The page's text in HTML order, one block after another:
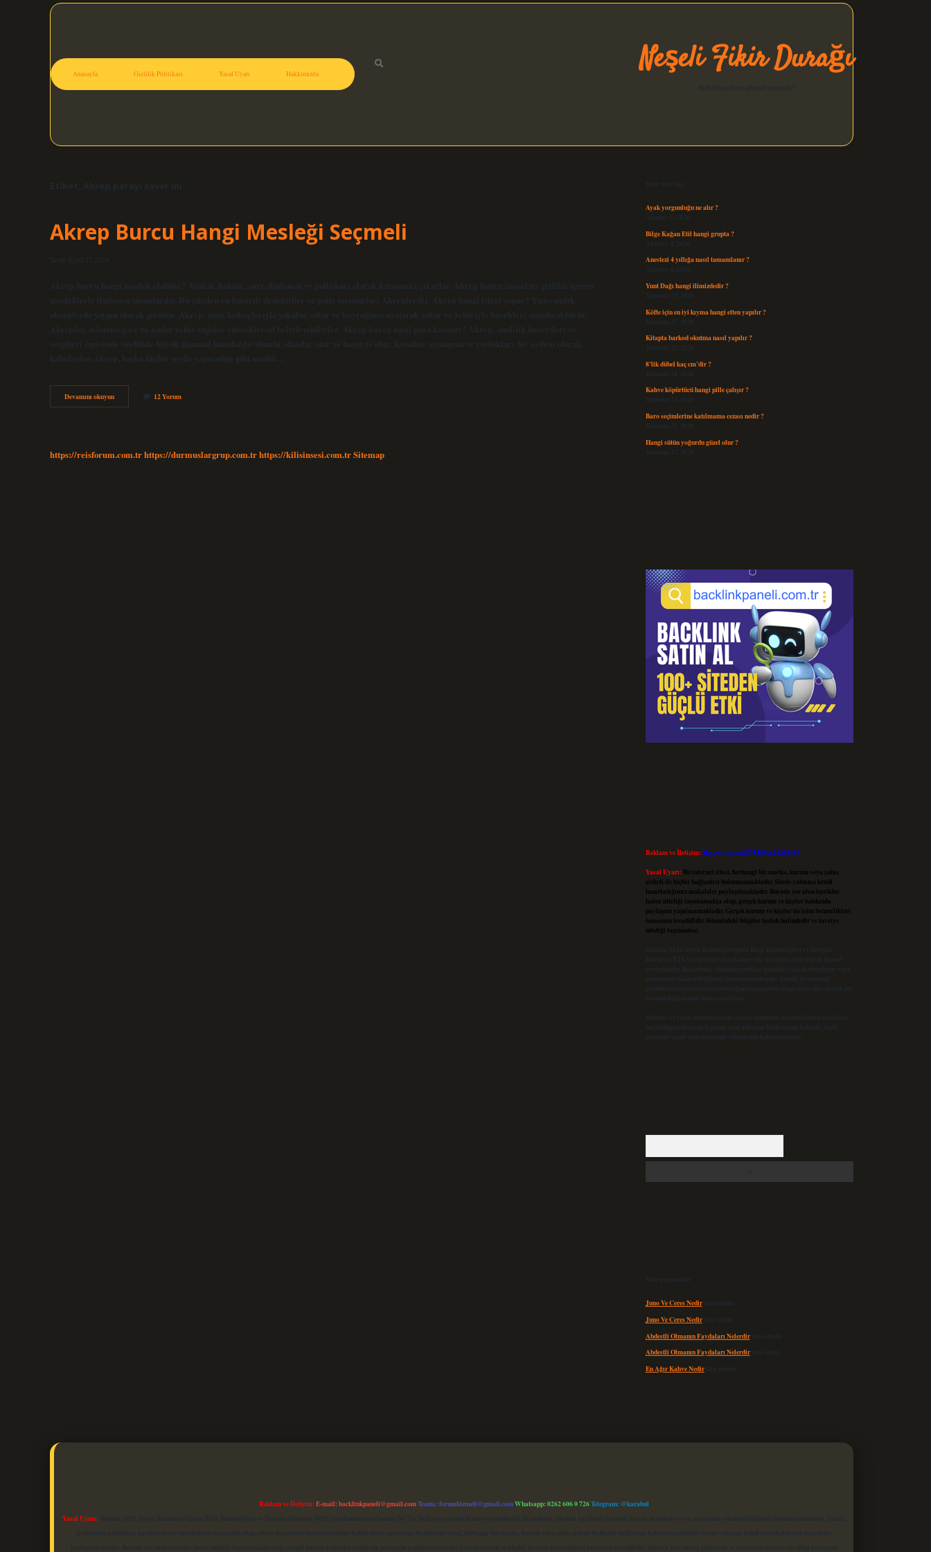
Anasayfa Gizlilik Politikası Yasal Uyarı Hakkımızda Neşeli Fikir Durağı
Etiket: Akrep parayı sever mi
Akrep Burcu Hangi Mesleği Seçmeli
Tarih: Eylül 27, 2024
Akrep burcu hangi meslek olabilir? Avukat, hakim, savcı, diplomat ve politikacı olarak karşımıza çıkarlar. Akrep burcu insanları gizlilik içeren
mesleklerle ilgilenen insanlardır. Bu yüzden en başarılı dedektifler ve polis memurları Akreplerdir. Akrep hangi işleri yapar? Yamyamlık
akreplerde yaygın olarak görülür. Akrep, avını kıskaçlarıyla yakalar, sıkar ve kuyruğunu uzatarak sokar ve zehiriyle böcekleri anında öldürür.
Akrepler, avlarına göre ne kadar zehir enjekte edeceklerini belirleyebilirler. Akrep burcu nasıl para kazanır? Akrep, analitik becerileri ve
sezgileri sayesinde özellikle büyük finansal konularda olumlu adımlar atar ve başarılı olur. Kendine acımayan ve zorlukları bir erdem olarak
kabul eden Akrep, başka hiçbir şeyde yapmadığı gibi maddi…
Devamını okuyunAkrep
Burcu
12 Yorum
https://reisforum.com.trhttps://durmuslargrup.com.trhttps://kilisinsesi.com.trSitemap
Son Yazılar
Ayak yorgunluğu ne alır ?
Ağustos 5, 2026
Bilge Kağan Etil hangi grupta ?
Ağustos 4, 2026
Anestezi 4 yıllığa nasıl tamamlanır ?
Ağustos 4, 2026
Yunt Dağı hangi ilimizdedir ?
Temmuz 29, 2026
Köfte için en iyi kıyma hangi etten yapılır ?
Temmuz 27, 2026
Kitapta barkod okutma nasıl yapılır ?
Temmuz 25, 2026
8’lik dübel kaç cm’dir ?
Temmuz 24, 2026
Kahve köpürtücü hangi pille çalışır ?
Temmuz 23, 2026
Baro seçimlerine katılmama cezası nedir ?
Temmuz 21, 2026
Hangi sütün yoğurdu güzel olur ?
Temmuz 17, 2026
Reklam ve İletişim:Skype: live:.cid.575569c608265c69
Yasal Uyarı: Bu internet sitesi, herhangi bir marka, kurum veya şahıs
şirketi ile hiçbir bağlantısı bulunmamaktadır. Sitede yalnızca kendi
hazırladığımız makaleler paylaşılmaktadır. Burada yer alan içerikler
haber niteliği taşımamakta olup, gerçek kurum ve kişiler hakkında
paylaşım yapılmamaktadır. Gerçek kurum ve kişiler ile isim benzerlikleri
tamamen tesadüfidir. Sitemizdeki bilgiler taslak halindedir ve tavsiye
niteliği taşımazlar.
Sitemiz, 5651 Sayılı Kanun gereğince Bilgi Teknolojileri ve İletişim
Kurumu (BTK) tarafından onaylanmış bir Yer Sağlayıcı olarak hizmet
vermektedir. Bu nedenle, sitedeki içerikleri proaktif olarak denetleme veya
araştırma yükümlülüğümüz bulunmamaktadır. Ancak, üyelerimiz
yazdıkları içeriklerin sorumluluğunu taşımakta olup, siteye üye olarak bu
sorumluluğu kabul etmiş sayılırlar.
Hukuka ve yasal düzenlemelere aykırı olduğunu düşündüğünüz içerikleri,
backlinkpanelicomtr@gmail.com adresine bildirmeniz halinde, ilgili
içerikler yasal süre içerisinde sitemizden kaldırılacaktır.
Son yorumlar
Juno Ve Ceres Nediriçin admin
Juno Ve Ceres Nediriçin Altan
Abdestli Olmanın Faydaları Nelerdiriçin admin
Abdestli Olmanın Faydaları Nelerdiriçin Alper
En Ağır Kahve Nediriçin admin
Reklam ve İletişim:E-mail:backlinkpaneli@gmail.comTeams:forumhizmeti@gmail.comWhatsapp: 0262 606 0 726Telegram: @karabul
Yasal Uyarı:Sitemiz, 5651 Sayılı Kanun gereğince Bilgi Teknolojileri ve İletişim Kurumu (BTK) tarafından onaylanmış bir Yer Sağlayıcı olarak hizmet vermektedir. Bu nedenle, sitedeki içerikleri proaktif olarak denetleme veya araştırma yükümlülüğümüz bulunmamaktadır. Ancak,